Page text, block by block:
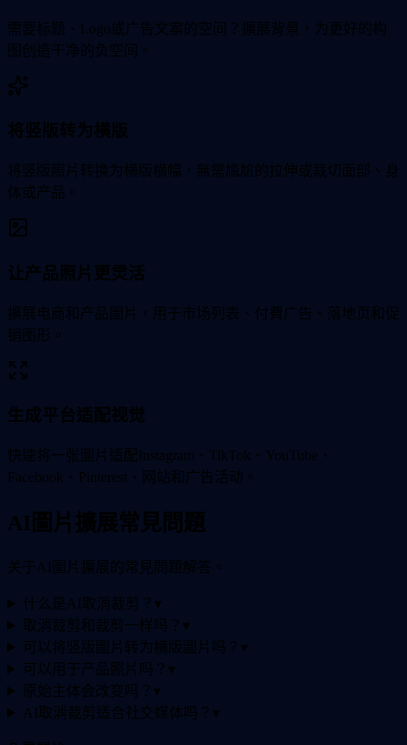
需要标题、Logo或广告文案的空间？擴展背景，为更好的构
图创造干净的负空间。
将竖版转为横版
将竖版照片转换为横版横幅，無需尴尬的拉伸或裁切面部、身
体或产品。
让产品照片更灵活
擴展电商和产品圖片，用于市场列表、付費广告、落地页和促
销图形。
生成平台适配视觉
快速将一张圖片适配Instagram、TikTok、YouTube、
Facebook、Pinterest、网站和广告活动。
AI圖片擴展常見問題
关于AI圖片擴展的常見問題解答。
什么是AI取消裁剪？ ▾
取消裁剪和裁剪一样吗？ ▾
可以将竖版圖片转为横版圖片吗？ ▾
可以用于产品照片吗？ ▾
原始主体会改变吗？ ▾
AI取消裁剪适合社交媒体吗？ ▾